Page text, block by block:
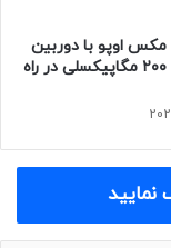
اوپو با دوربین
پریسکوپی ۲۰۰ مگاپیکسلی در راه
نمایید